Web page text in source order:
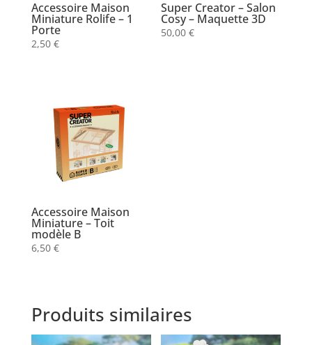
Accessoire Maison
Miniature Rolife – 1
Porte
2,50 €
Super Creator – Salon
Cosy – Maquette 3D
50,00€
Accessoire Maison
Miniature – Toit
modèle B
6,50 €
Produits similaires